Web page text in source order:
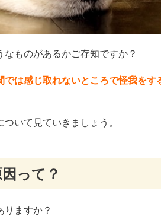
なものがあるかご存知ですか？
では感じ取れないところで怪我をす
ついて見ていきましょう。
って？
りますか？